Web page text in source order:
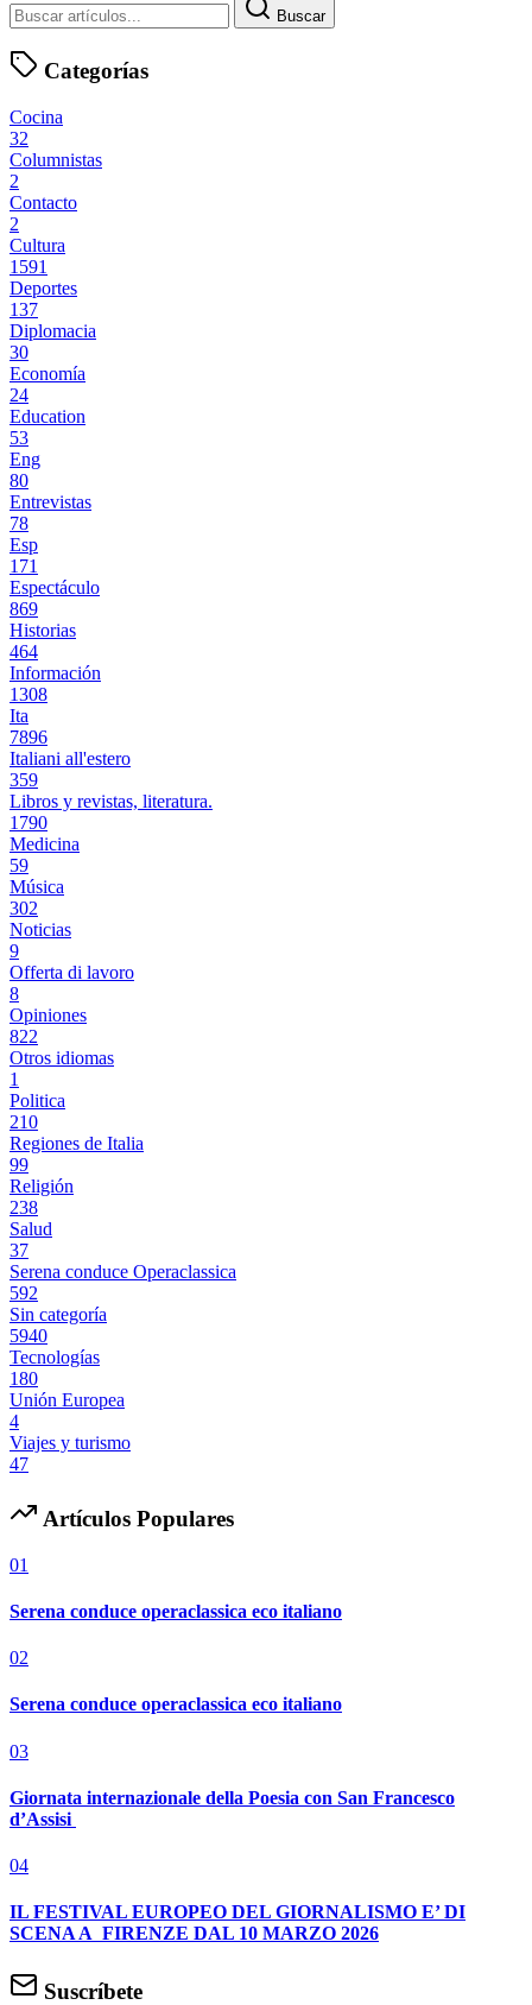
Buscar
Categorías
Cocina
32
Columnistas
2
Contacto
2
Cultura
1591
Deportes
137
Diplomacia
30
Economía
24
Education
53
Eng
80
Entrevistas
78
Esp
171
Espectáculo
869
Historias
464
Información
1308
Ita
7896
Italiani all'estero
359
Libros y revistas, literatura.
1790
Medicina
59
Música
302
Noticias
9
Offerta di lavoro
8
Opiniones
822
Otros idiomas
1
Politica
210
Regiones de Italia
99
Religión
238
Salud
37
Serena conduce Operaclassica
592
Sin categoría
5940
Tecnologías
180
Unión Europea
4
Viajes y turismo
47
Artículos Populares
01
Serena conduce operaclassica eco italiano
02
Serena conduce operaclassica eco italiano
03
Giornata internazionale della Poesia con San Francesco
d’Assisi
04
IL FESTIVAL EUROPEO DEL GIORNALISMO E’ DI
SCENA A FIRENZE DAL 10 MARZO 2026
Suscríbete